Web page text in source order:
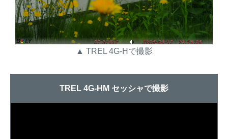
▲ TREL 4G-Hで撮影
TREL 4G-HM セッシャで撮影